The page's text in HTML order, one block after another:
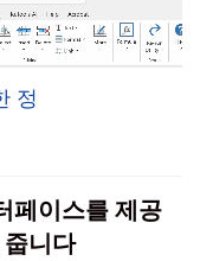
정
페이스를 제공
니다